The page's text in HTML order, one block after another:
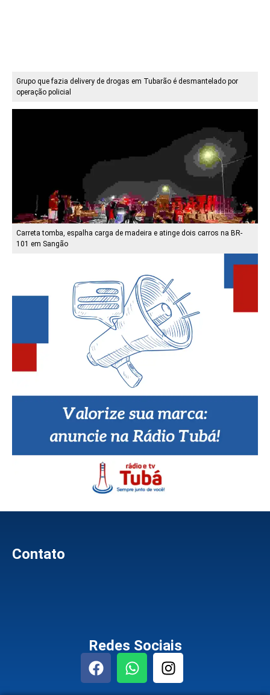
Grupo que fazia delivery de drogas em Tubarão é desmantelado por
operação policial
Carreta tomba, espalha carga de madeira e atinge dois carros na BR-
101 em Sangão
Contato
Redes Sociais